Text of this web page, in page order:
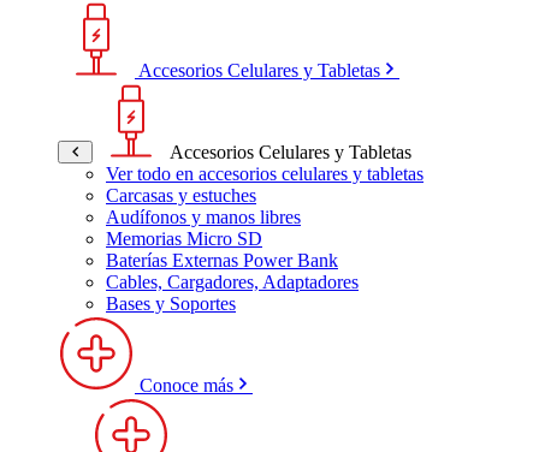
Accesorios Celulares y Tabletas
Accesorios Celulares y Tabletas
Ver todo en accesorios celulares y tabletas
Carcasas y estuches
Audífonos y manos libres
Memorias Micro SD
Baterías Externas Power Bank
Cables, Cargadores, Adaptadores
Bases y Soportes
Conoce más